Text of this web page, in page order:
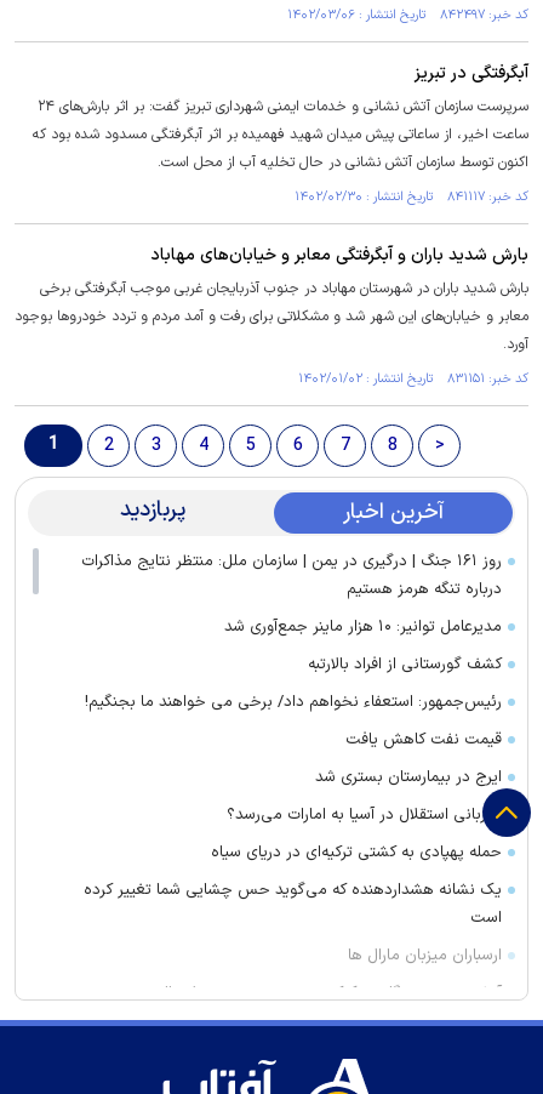
کد خبر: ۸۴۲۴۹۷ تاریخ انتشار : ۱۴۰۲/۰۳/۰۶
آبگرفتگی در تبریز
سرپرست سازمان آتش نشانی و خدمات ایمنی شهرداری تبریز گفت: بر اثر بارش‌های ۲۴
ساعت اخیر، از ساعاتی پیش میدان شهید فهمیده بر اثر آبگرفتگی مسدود شده بود که
اکنون توسط سازمان آتش نشانی در حال تخلیه آب از محل است.
کد خبر: ۸۴۱۱۱۷ تاریخ انتشار : ۱۴۰۲/۰۲/۳۰
بارش شدید باران و آبگرفتگی معابر و خیابان‌های مهاباد
بارش شدید باران در شهرستان مهاباد در جنوب آذربایجان غربی موجب آبگرفتگی برخی
معابر و خیابان‌های این شهر شد و مشکلاتی برای رفت و آمد مردم و تردد خودرو‌ها بوجود
آورد.
کد خبر: ۸۳۱۱۵۱ تاریخ انتشار : ۱۴۰۲/۰۱/۰۲
1 2 3 4 5 6 7 8 >
آخرین اخبار پربازدید
روز ۱۶۱ جنگ | درگیری در یمن | سازمان ملل: منتظر نتایج مذاکرات
درباره تنگه هرمز هستیم
مدیرعامل توانیر: ۱۰ هزار ماینر جمع‌آوری شد
کشف گورستانی از افراد بالارتبه
رئیس‌جمهور: استعفاء نخواهم داد/ برخی می خواهند ما بجنگیم!
قیمت نفت کاهش یافت
ایرج در بیمارستان بستری شد
میزبانی استقلال در آسیا به امارات می‌رسد؟
حمله پهپادی به کشتی ترکیه‌ای در دریای سیاه
یک نشانه هشداردهنده که می‌گوید حس چشایی شما تغییر کرده
است
ارسباران میزبان مارال ها
آتش‌سوزی دستگاه خنک‌کننده در محدوده زیر پل عالی‌نسب تبریز
واکنش بقائی به سخنان ترامپ
وزیر خزانه داری آمریکا: در دو سال آینده تنگه هرمز بی‌اهمیت خواهد